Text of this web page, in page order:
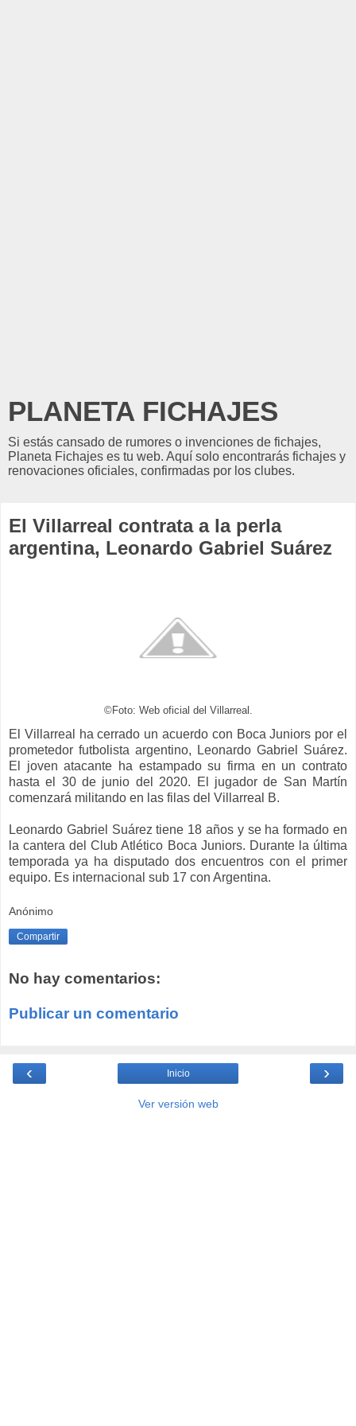
PLANETA FICHAJES
Si estás cansado de rumores o invenciones de fichajes,
Planeta Fichajes es tu web. Aquí solo encontrarás fichajes y
renovaciones oficiales, confirmadas por los clubes.
El Villarreal contrata a la perla
argentina, Leonardo Gabriel Suárez
©Foto: Web oficial del Villarreal.
El Villarreal ha cerrado un acuerdo con Boca Juniors por el
prometedor futbolista argentino, Leonardo Gabriel Suárez.
El joven atacante ha estampado su firma en un contrato
hasta el 30 de junio del 2020. El jugador de San Martín
comenzará militando en las filas del Villarreal B.
Leonardo Gabriel Suárez tiene 18 años y se ha formado en
la cantera del Club Atlético Boca Juniors. Durante la última
temporada ya ha disputado dos encuentros con el primer
equipo. Es internacional sub 17 con Argentina.
Anónimo
Compartir
No hay comentarios:
Publicar un comentario
‹ ›
Inicio
Ver versión web